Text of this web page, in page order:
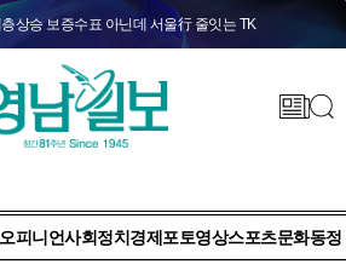
층상승 보증수표 아닌데 서울行 줄잇는 TK
오피니언사회정치 경제 포토영상스포츠문화동정